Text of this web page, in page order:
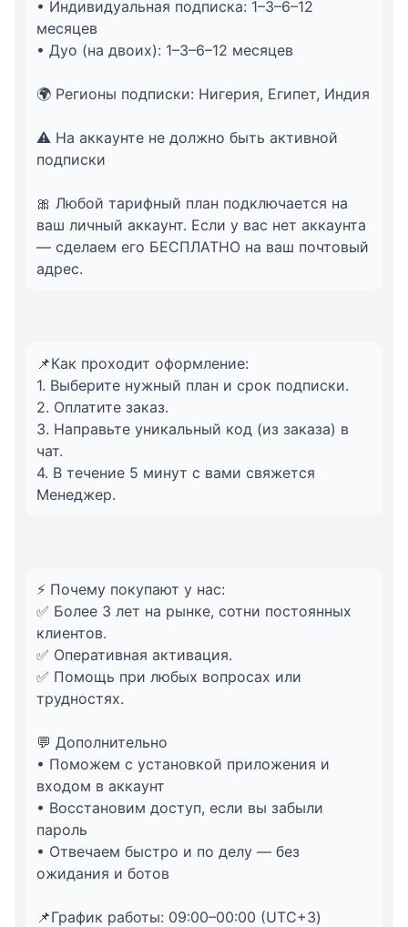
• Индивидуальная подписка: 1–3–6–12
месяцев
• Дуо (на двоих): 1–3–6–12 месяцев
🌍 Регионы подписки: Нигерия, Египет, Индия
⚠️ На аккаунте не должно быть активной
подписки
🎀 Любой тарифный план подключается на
ваш личный аккаунт. Если у вас нет аккаунта
— сделаем его БЕСПЛАТНО на ваш почтовый
адрес.
📌Как проходит оформление:
1. Выберите нужный план и срок подписки.
2. Оплатите заказ.
3. Направьте уникальный код (из заказа) в
чат.
4. В течение 5 минут с вами свяжется
Менеджер.
⚡️ Почему покупают у нас:
✅ Более 3 лет на рынке, сотни постоянных
клиентов.
✅ Оперативная активация.
✅ Помощь при любых вопросах или
трудностях.
💬 Дополнительно
• Поможем с установкой приложения и
входом в аккаунт
• Восстановим доступ, если вы забыли
пароль
• Отвечаем быстро и по делу — без
ожидания и ботов
📌График работы: 09:00–00:00 (UTC+3)